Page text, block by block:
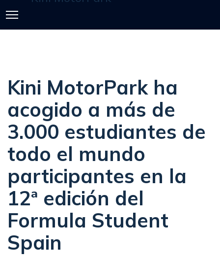
Kini MotorPark ha
acogido a más de
3.000 estudiantes de
todo el mundo
participantes en la
12ª edición del
Formula Student
Spain